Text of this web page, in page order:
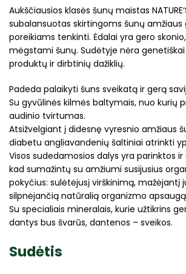
Aukščiausios klasės šunų maistas
subalansuotas skirtingoms šunų amžiaus
poreikiams tenkinti. Ėdalai yra gero
mėgstami šunų. Sudėtyje nėra
produktų ir dirbtinių dažiklių.
Padeda palaikyti šuns sveikatą ir gerą
Su gyvūlinės kilmės baltymais, nuo kurių
audinio tvirtumas.
Atsižvelgiant į didesnę vyresnio amžiaus
diabetu angliavandenių šaltiniai atrinkti
Visos sudedamosios dalys yra parinktos
kad sumažintų su amžiumi susijusius
pokyčius: sulėtėjusį virškinimą, mažėjantį
silpnėjančią natūralią organizmo
Su specialiais mineralais, kurie užtikrins
dantys bus švarūs, dantenos – sveikos.
Sudėtis